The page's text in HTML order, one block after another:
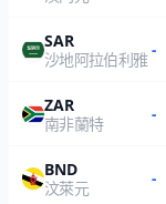
SAR
沙地阿拉伯利雅 -
ZAR
南非蘭特
-
BND
汶萊元
-